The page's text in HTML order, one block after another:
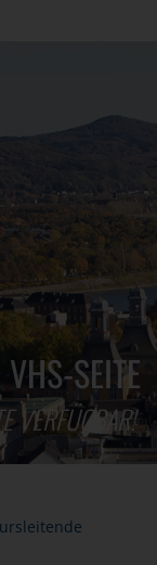
SEITE
VERFÜGBAR!